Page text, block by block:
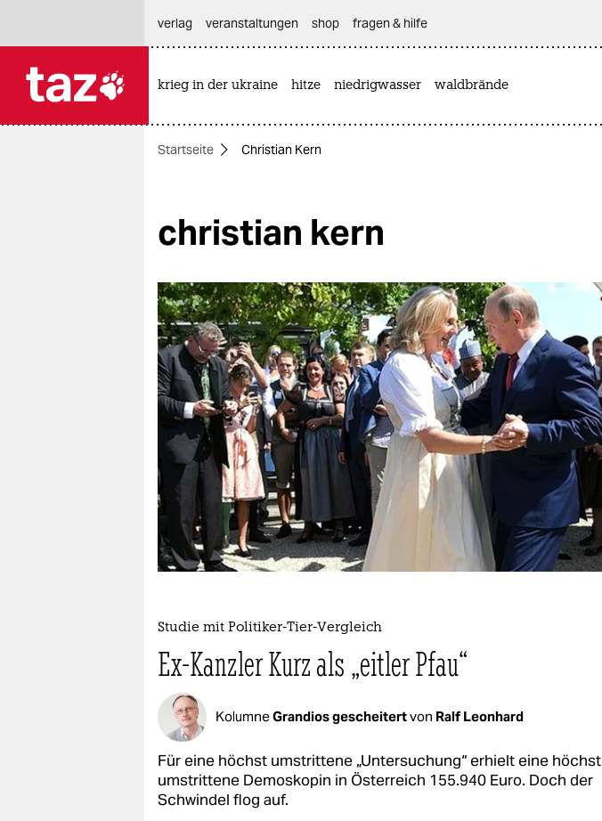
themen
öko
gesellschaft
kultur
sport
berlin
nord
wahrheit
verlag
verlag
shop
fragen & hilfe
unterstützen
abo
genossenschaft
epaper login
verlag
veranstaltungen shop fragen & hilfe
krieg in der ukraine hitze niedrigwasser waldbrände
Startseite Christian Kern
christian kern
Studie mit Politiker-Tier-Vergleich
Ex-Kanzler Kurz als „eitler Pfau“
KolumneGrandios gescheitertvon Ralf Leonhard
Für eine höchst umstrittene „Untersuchung“ erhielt eine höchst
umstrittene Demoskopin in Österreich 155.940 Euro. Doch der
Schwindel flog auf.